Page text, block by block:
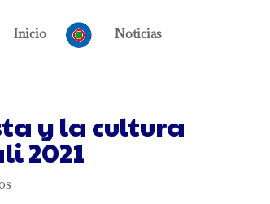
Inicio Noticias
y la cultura
2021